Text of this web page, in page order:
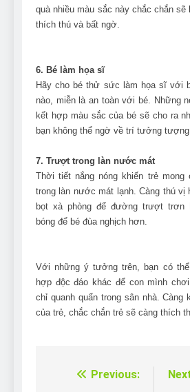
quà nhiều màu sắc này chắc chắn
thích thú và bất ngờ.
6. Bé làm họa sĩ
Hãy cho bé thử sức làm họa sĩ với
nào, miễn là an toàn với bé. Những
kết hợp màu sắc của bé sẽ cho ra
bạn không thể ngờ về trí tưởng tượng
7. Trượt trong làn nước mát
Thời tiết nắng nóng khiến trẻ
trong làn nước mát lạnh. Càng thú vị
bọt xà phòng để đường trượt trơn
bóng để bé đùa nghịch hơn.
Với những ý tưởng trên, bạn có
hợp độc đáo khác để con mình
chỉ quanh quẩn trong sân nhà.
của trẻ, chắc chắn trẻ sẽ càng thích
Điều
Previous: